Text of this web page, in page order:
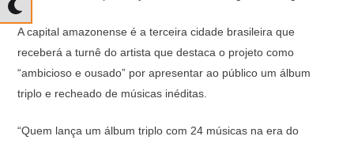
A capital amazonense é a terceira cidade brasileira que
receberá a turnê do artista que destaca o projeto como
“ambicioso e ousado” por apresentar ao público um álbum
triplo e recheado de músicas inéditas.
“Quem lança um álbum triplo com 24 músicas na era do